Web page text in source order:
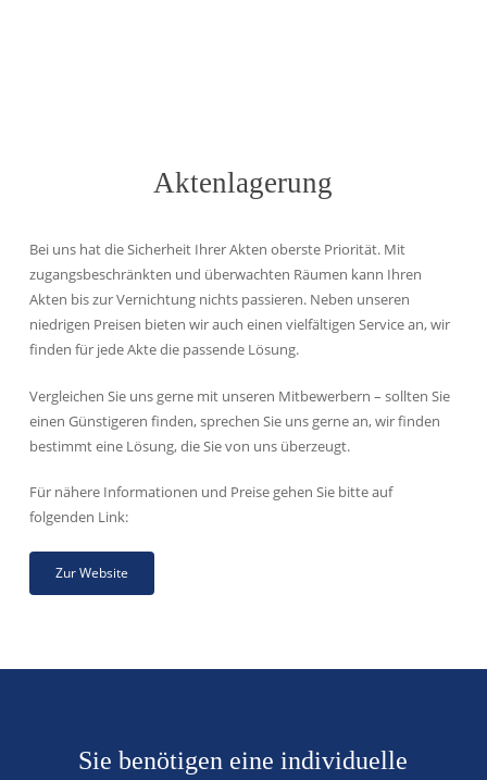
Aktenlagerung
Bei uns hat die Sicherheit Ihrer Akten oberste Priorität. Mit
zugangsbeschränkten und überwachten Räumen kann Ihren
Akten bis zur Vernichtung nichts passieren. Neben unseren
niedrigen Preisen bieten wir auch einen vielfältigen Service an, wir
finden für jede Akte die passende Lösung.
Vergleichen Sie uns gerne mit unseren Mitbewerbern – sollten Sie
einen Günstigeren finden, sprechen Sie uns gerne an, wir finden
bestimmt eine Lösung, die Sie von uns überzeugt.
Für nähere Informationen und Preise gehen Sie bitte auf
folgenden Link:
Zur Website
Sie benötigen eine individuelle